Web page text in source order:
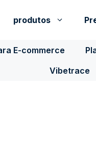
produtos
E-commerce
Vibetrace